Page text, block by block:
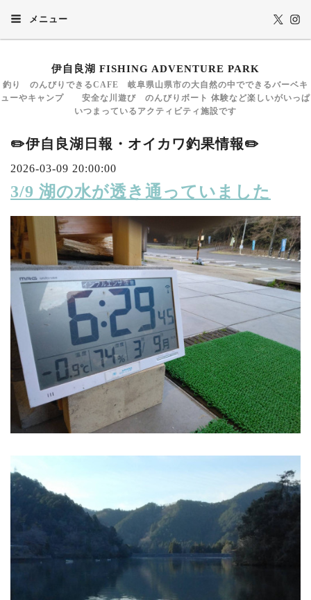
メニュー
伊自良湖 FISHING ADVENTURE PARK
釣り のんびりできるCAFE 岐阜県山県市の大自然の中でできるバーベキ
ューやキャンプ 安全な川遊び のんびりボート 体験など楽しいがいっぱ
いつまっているアクティビティ施設です
✏️伊自良湖日報・オイカワ釣果情報✏️
2026-03-09 20:00:00
3/9 湖の水が透き通っていました